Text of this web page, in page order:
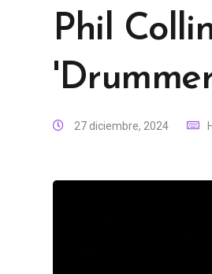
Phil
27 diciembre, 2024